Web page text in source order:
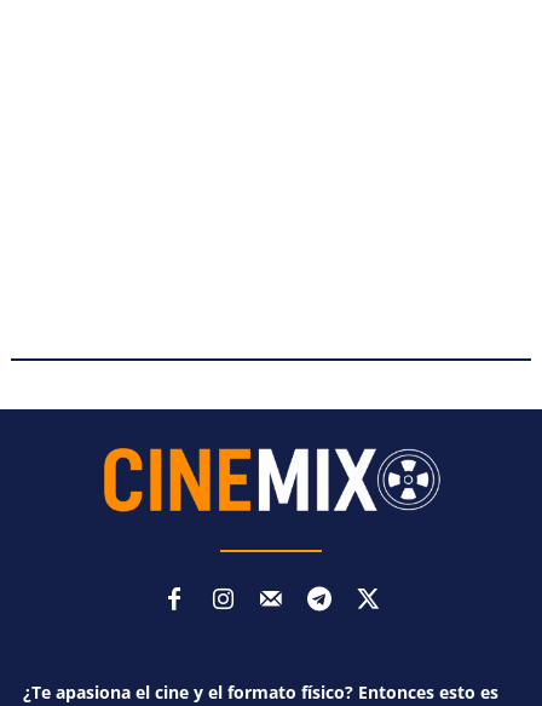
¿Te apasiona el cine y el formato físico? Entonces esto es